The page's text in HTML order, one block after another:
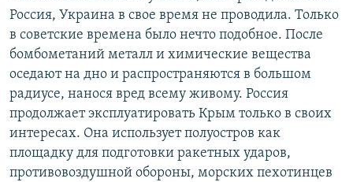
Россия, Украина в свое время не проводила. Только
в советские времена было нечто подобное. После
бомбометаний металл и химические вещества
оседают на дно и распространяются в большом
радиусе, нанося вред всему живому. Россия
продолжает эксплуатировать Крым только в своих
интересах. Она использует полуостров как
площадку для подготовки ракетных ударов,
противовоздушной обороны, морских пехотинцев